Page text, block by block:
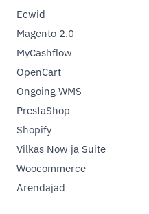
Ecwid
Magento 2.0
MyCashflow
OpenCart
Ongoing WMS
PrestaShop
Shopify
Vilkas Now ja Suite
Woocommerce
Arendajad